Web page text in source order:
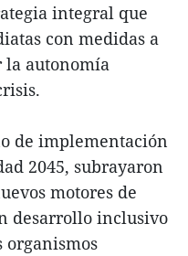
integral que
con medidas a
la autonomía
de implementación
2045, subrayaron
motores de
desarrollo inclusivo
organismos